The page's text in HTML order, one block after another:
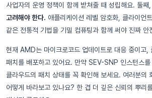
사업자의 운영 정책이 함께 받쳐줄 때 성립해요. 둘째,
고려해야 한다. 애플리케이션 레벨 암호화, 클라이언
같은 전통적 기법을 기밀 컴퓨팅과 함께 써야 진짜 안
현재 AMD는 마이크로코드 업데이트로 대응 중이고,
패치를 배포하고 있어요. 만약 SEV-SNP 인스턴스
클라우드의 패치 상태를 꼭 확인해 보세요. 여러분의
어떻게 바라보고 있나요? 한 겹 더 깊은 신뢰의 뿌리